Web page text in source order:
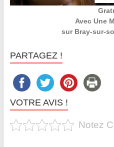
Avec Une
sur Bray-sur-
PARTAGEZ !
VOTRE AVIS !
Notez